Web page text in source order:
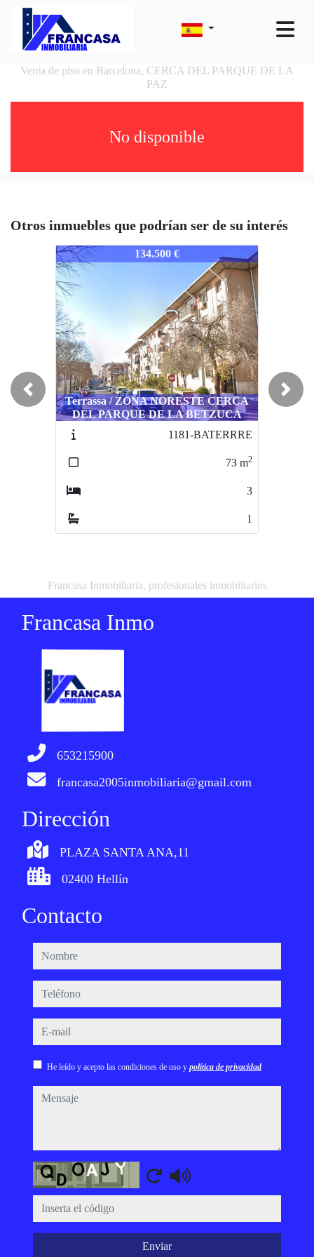
Venta de piso en Barcelona, CERCA DEL PARQUE DE LA
PAZ
No disponible
Otros inmuebles que podrían ser de su interés
2076-BABOB
134.500 €
Terrassa / ZONA NORESTE CERCA
DEL PARQUE DE LA BETZUCA
1181-BATERRRE
73 m2
3
1
Previous Next
Francasa Inmobiliaria, profesionales inmobiliarios
Francasa Inmo
653215900
francasa2005inmobiliaria@gmail.com
Dirección
PLAZA SANTA ANA,11
02400 Hellín
Contacto
nombre
teléfono
e-mail
He leído y acepto las condiciones de uso y política de privacidad
mensaje
Captcha
Enviar